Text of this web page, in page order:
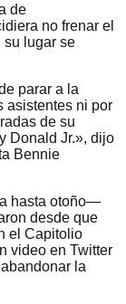
de
no frenar el
su lugar se
parar a la
asistentes ni por
de su
Donald Jr.», dijo
Bennie
hasta otoño—
desde que
el Capitolio
video en Twitter
la